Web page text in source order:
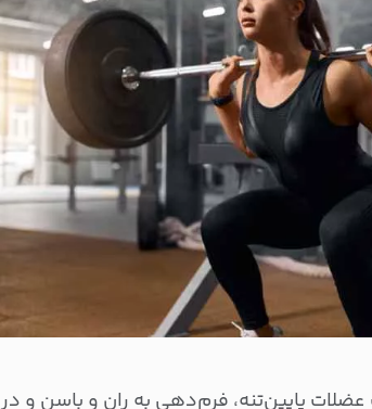
عضلات پایین‌تنه، فرم‌دهی به ران و باسن و در